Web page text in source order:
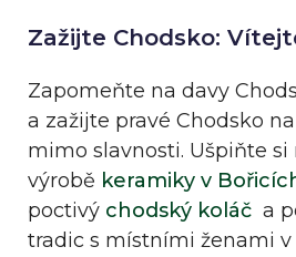
Zažijte Chodsko:
Zapomeňte na davy
a zažijte pravé Chodsko
mimo slavnosti. Ušpiňte si
výrobě keramiky v
poctivý chodský koláč a
tradic s místními ženami v